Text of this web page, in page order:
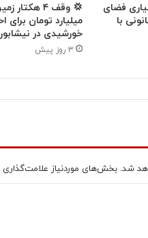
فضای
با
میلیارد تومان برای
خورشیدی در نیشابور
۳ روز پیش
شد. بخش‌های موردنیاز علامت‌گذاری